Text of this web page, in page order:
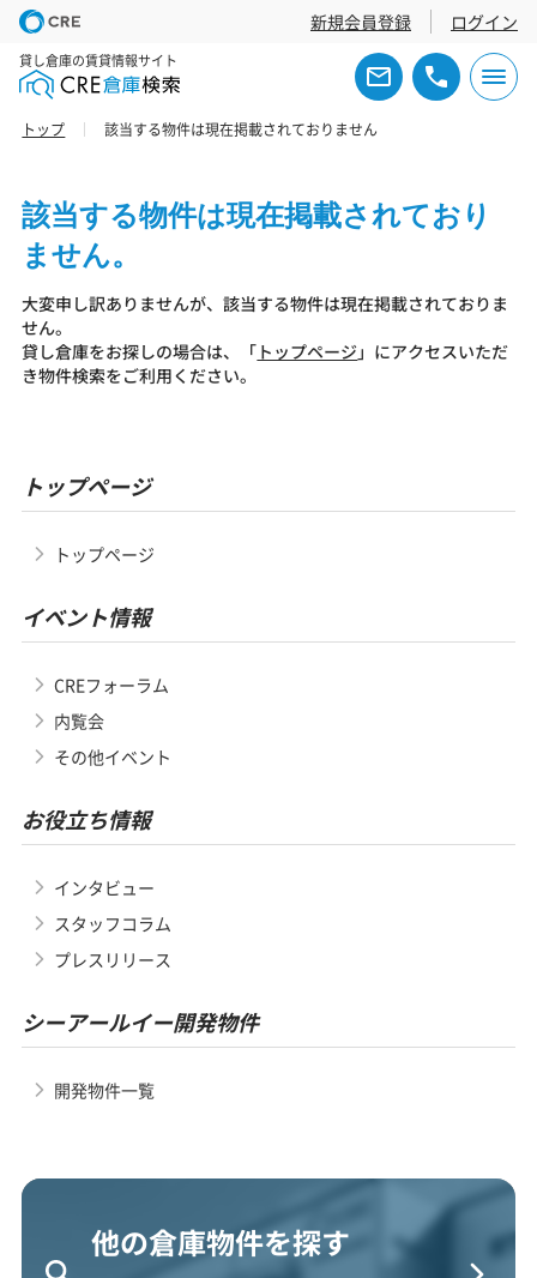
新規会員登録 ログイン
貸し倉庫の賃貸情報サイト
トップ 該当する物件は現在掲載されておりません
該当する物件は現在掲載されており
ません。
大変申し訳ありませんが、該当する物件は現在掲載されておりま
せん。
貸し倉庫をお探しの場合は、「 トップページ 」にアクセスいただ
き物件検索をご利用ください。
トップページ
トップページ
イベント情報
CREフォーラム
内覧会
その他イベント
お役立ち情報
インタビュー
スタッフコラム
プレスリリース
シーアールイー開発物件
開発物件一覧
他の倉庫物件を探す